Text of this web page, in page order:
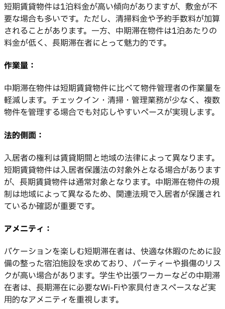
短期賃貸物件は1泊料金が高い傾向がありますが、敷金が不
要な場合も多いです。ただし、清掃料金や予約手数料が加算
されることがあります。一方、中期滞在物件は1泊あたりの
料金が低く、長期滞在者にとって魅力的です。
作業量：
中期滞在物件は短期賃貸物件に比べて物件管理者の作業量を
軽減します。チェックイン・清掃・管理業務が少なく、複数
物件を管理する場合でも対応しやすいペースが実現します。
法的側面：
入居者の権利は賃貸期間と地域の法律によって異なります。
短期賃貸物件は入居者保護法の対象外となる場合があります
が、長期賃貸物件は通常対象となります。中期滞在物件の規
制は地域によって異なるため、関連法規で入居者が保護され
ているか確認が重要です。
アメニティ：
バケーションを楽しむ短期滞在者は、快適な休暇のために設
備の整った宿泊施設を求めており、パーティーや損傷のリス
クが高い場合があります。学生や出張ワーカーなどの中期滞
在者は、長期滞在に必要なWi-Fiや家具付きスペースなど実
用的なアメニティを重視します。